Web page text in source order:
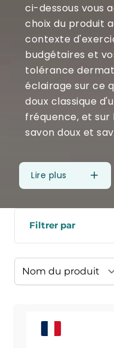
ci-dessous vous
choix du produit
contexte
budgétaires et
tolérance
éclairage sur ce
doux classique
fréquence, et
savon doux et
Lire plus
Filtrer par